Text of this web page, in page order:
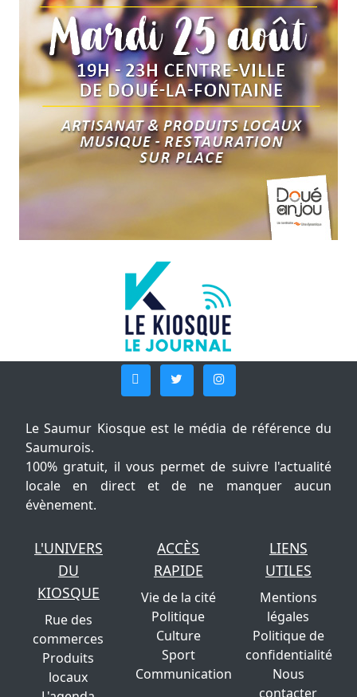
Le Saumur Kiosque est le média de référence du
Saumurois.
100% gratuit, il vous permet de suivre l'actualité
locale en direct et de ne manquer aucun
évènement.
L'UNIVERS
DU
KIOSQUE
Rue des
commerces
Produits
locaux
ACCÈS
RAPIDE
Vie de la cité
Politique
Culture
Sport
Communication
LIENS
UTILES
Mentions
légales
Politique de
confidentialité
Nous
contacter